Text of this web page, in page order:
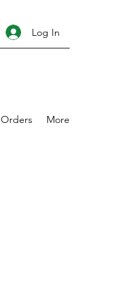
Log In
Orders More